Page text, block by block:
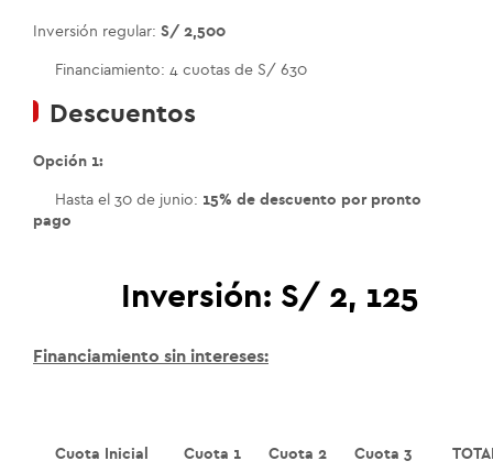
Inversión regular: S/ 2,500
Financiamiento: 4 cuotas de S/ 630
Descuentos
Opción 1:
Hasta el 30 de junio: 15% de descuento por pronto
pago
Inversión: S/ 2, 125
Financiamiento sin intereses:
Cuota Inicial Cuota 1 Cuota 2 Cuota 3